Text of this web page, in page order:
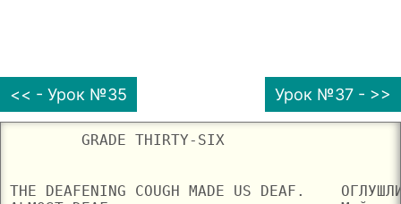
<< - Урок №35 Урок №37 - >>